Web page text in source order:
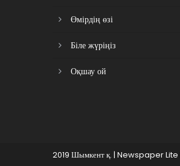
Өмірдің өзі
Біле жүріңіз
Оқшау ой
2019 Шымкент қ. | Newspaper